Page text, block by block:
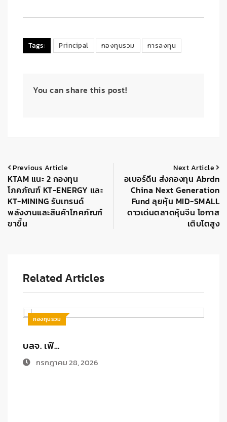
Tags: Principal กองทุนรวม การลงทุน
You can share this post!
Previous Article
KTAM แนะ 2 กองทุน
โภคภัณฑ์ KT-ENERGY และ
KT-MINING รับเทรนด์
พลังงานและสินค้าโภคภัณฑ์
ขาขึ้น
Next Article
อเบอร์ดีน ส่งกองทุน Abrdn
China Next Generation
Fund ลุยหุ้น MID-SMALL
ดาวเด่นตลาดหุ้นจีน โอกาส
เติบโตสูง
Related Articles
กองทุนรวม
บลจ. เฟิ…
กรกฎาคม 28, 2026